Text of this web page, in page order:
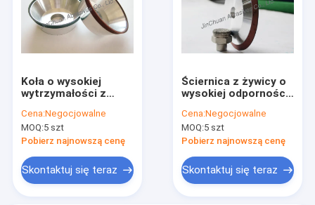
Koła o wysokiej
wytrzymałości z
wydajności
szlifowania i wysokiej
wytrzymałości
Cena:Negocjowalne
MOQ:5 szt
Pobierz najnowszą cenę
Skontaktuj się teraz
Ściernica z żywicy o
wysokiej odporności
Cena:Negocjowalne
MOQ:5 szt
Pobierz najnowszą cenę
Skontaktuj się teraz